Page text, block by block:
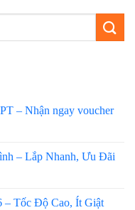
– Nhận ngay voucher
– Lắp Nhanh, Ưu Đãi
– Tốc Độ Cao, Ít Giật